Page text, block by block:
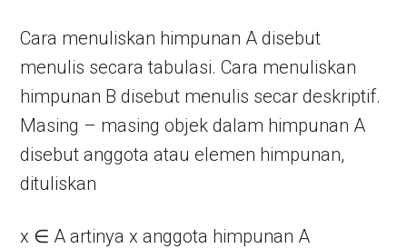
Cara menuliskan himpunan A disebut
menulis secara tabulasi. Cara menuliskan
himpunan B disebut menulis secar deskriptif.
Masing – masing objek dalam himpunan A
disebut anggota atau elemen himpunan,
dituliskan
x ∈ A artinya x anggota himpunan A